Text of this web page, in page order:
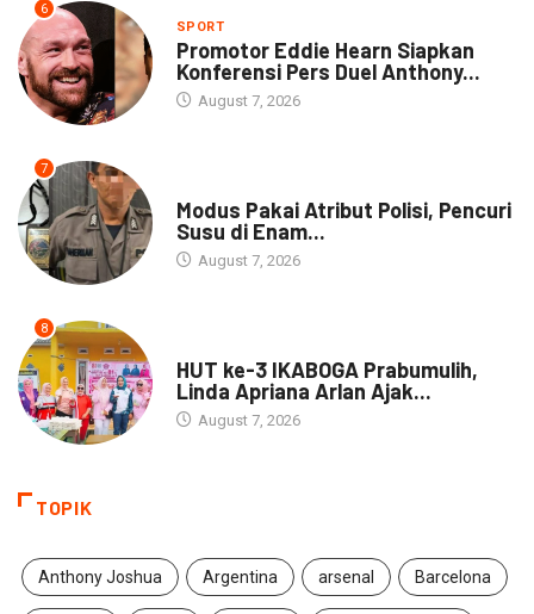
6
SPORT
Promotor Eddie Hearn Siapkan
Konferensi Pers Duel Anthony...
August 7, 2026
7
Modus Pakai Atribut Polisi, Pencuri
Susu di Enam...
August 7, 2026
8
HUT ke-3 IKABOGA Prabumulih,
Linda Apriana Arlan Ajak...
August 7, 2026
TOPIK
Anthony Joshua Argentina arsenal Barcelona